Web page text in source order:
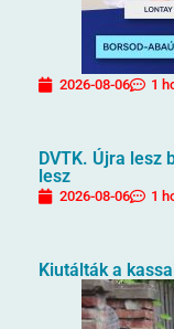
2026-08-06 1
DVTK. Újra lesz
lesz
2026-08-06 1
Kiutálták a